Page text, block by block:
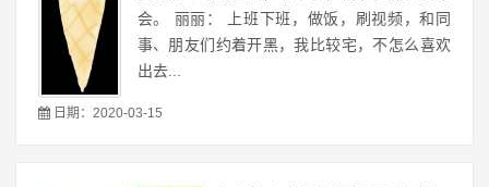
会。 丽丽： 上班下班，做饭，刷视频，和同
事、朋友们约着开黑，我比较宅，不怎么喜欢
出去...
日期：2020-03-15